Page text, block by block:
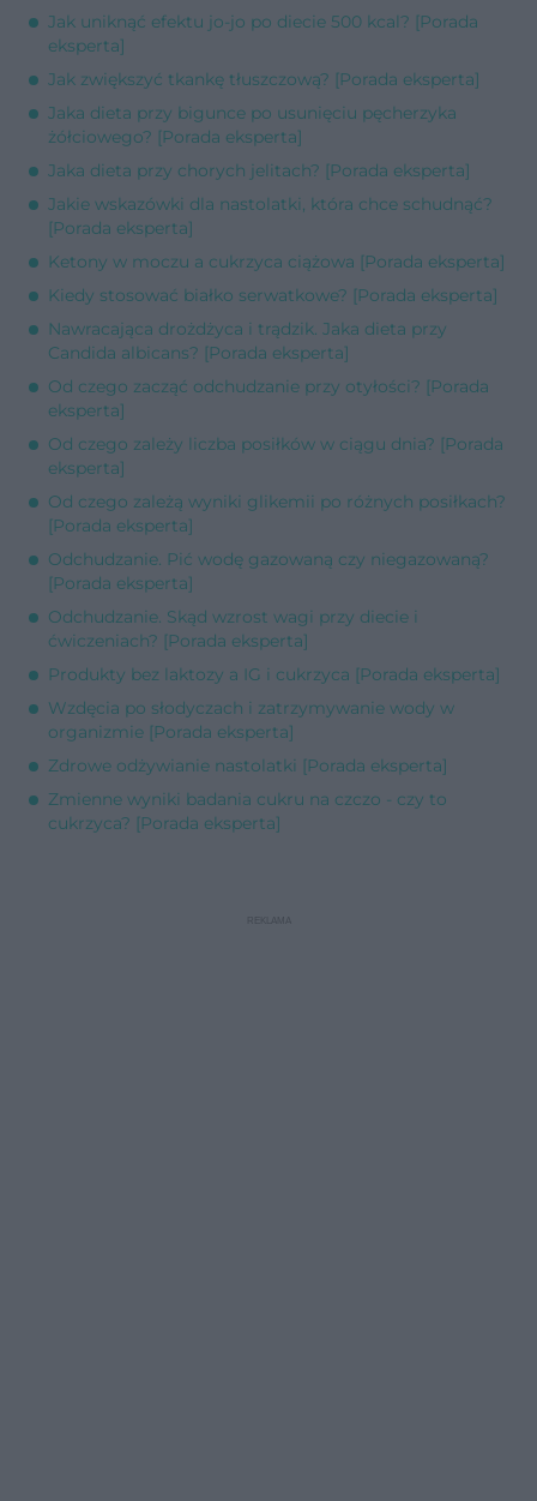
Jak uniknąć efektu jo-jo po diecie 500 kcal? [Porada
eksperta]
Jak zwiększyć tkankę tłuszczową? [Porada eksperta]
Jaka dieta przy bigunce po usunięciu pęcherzyka
żółciowego? [Porada eksperta]
Jaka dieta przy chorych jelitach? [Porada eksperta]
Jakie wskazówki dla nastolatki, która chce schudnąć?
[Porada eksperta]
Ketony w moczu a cukrzyca ciążowa [Porada eksperta]
Kiedy stosować białko serwatkowe? [Porada eksperta]
Nawracająca drożdżyca i trądzik. Jaka dieta przy
Candida albicans? [Porada eksperta]
Od czego zacząć odchudzanie przy otyłości? [Porada
eksperta]
Od czego zależy liczba posiłków w ciągu dnia? [Porada
eksperta]
Od czego zależą wyniki glikemii po różnych posiłkach?
[Porada eksperta]
Odchudzanie. Pić wodę gazowaną czy niegazowaną?
[Porada eksperta]
Odchudzanie. Skąd wzrost wagi przy diecie i
ćwiczeniach? [Porada eksperta]
Produkty bez laktozy a IG i cukrzyca [Porada eksperta]
Wzdęcia po słodyczach i zatrzymywanie wody w
organizmie [Porada eksperta]
Zdrowe odżywianie nastolatki [Porada eksperta]
Zmienne wyniki badania cukru na czczo - czy to
cukrzyca? [Porada eksperta]